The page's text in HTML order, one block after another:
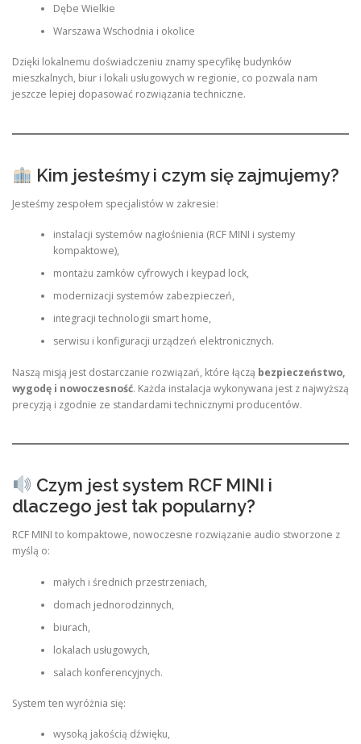
Dębe Wielkie
Warszawa Wschodnia i okolice
Dzięki lokalnemu doświadczeniu znamy specyfikę budynków
mieszkalnych, biur i lokali usługowych w regionie, co pozwala nam
jeszcze lepiej dopasować rozwiązania techniczne.
Kim jesteśmy i czym się zajmujemy?
Jesteśmy zespołem specjalistów w zakresie:
instalacji systemów nagłośnienia (RCF MINI i systemy
kompaktowe),
montażu zamków cyfrowych i keypad lock,
modernizacji systemów zabezpieczeń,
integracji technologii smart home,
serwisu i konfiguracji urządzeń elektronicznych.
Naszą misją jest dostarczanie rozwiązań, które łączą bezpieczeństwo,
wygodę i nowoczesność. Każda instalacja wykonywana jest z najwyższą
precyzją i zgodnie ze standardami technicznymi producentów.
Czym jest system RCF MINI i
dlaczego jest tak popularny?
RCF MINI to kompaktowe, nowoczesne rozwiązanie audio stworzone z
myślą o:
małych i średnich przestrzeniach,
domach jednorodzinnych,
biurach,
lokalach usługowych,
salach konferencyjnych.
System ten wyróżnia się:
wysoką jakością dźwięku,